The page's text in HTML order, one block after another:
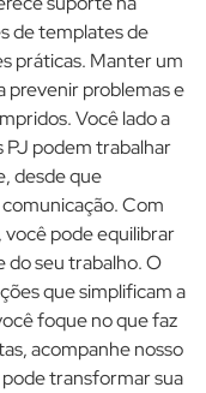
de templates de
práticas. Manter um
prevenir problemas e
Você lado a
PJ podem trabalhar
desde que
Com
pode equilibrar
do seu trabalho. O
que simplificam a
foque no que faz
acompanhe nosso
transformar sua